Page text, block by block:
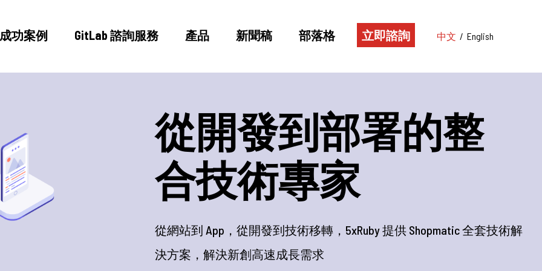
GitLab 諮詢服務
成功案例 GitLab 諮詢服務 產品 新聞稿 部落格 立即諮詢 中文 / English
以最精鍊的開發能
量解決最挑戰的事
看 5xRuby 如何協助客戶面對整合內部眾多系統的挑戰，協助客戶打造
更流暢的工作流程，並精省運作成本。